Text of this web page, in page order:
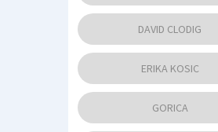
DAVID CLODIG
ERIKA KOSIC
GORICA